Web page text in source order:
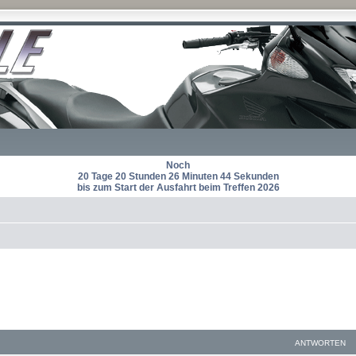
Noch
20 Tage 20 Stunden 26 Minuten 43 Sekunden
bis zum Start der Ausfahrt beim Treffen 2026
ANTWORTEN